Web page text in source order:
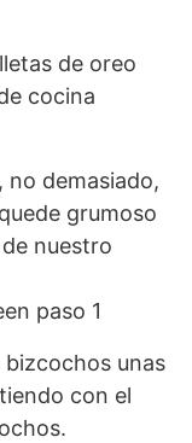
de oreo
cocina
no demasiado,
grumoso
nuestro
unas
con el